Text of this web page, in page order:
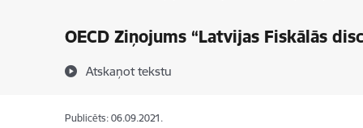
OECD Ziņojums “Latvijas Fiskālās
Atskaņot tekstu
Publicēts: 06.09.2021.